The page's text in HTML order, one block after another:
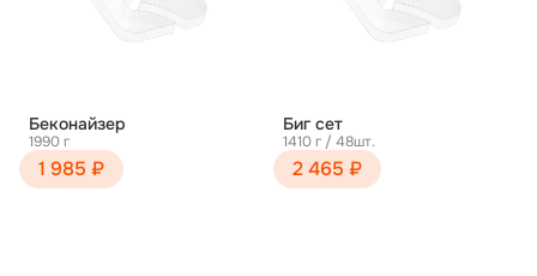
Беконайзер
1990 г
1 985 ₽
Биг сет
1410 г / 48шт.
2 465 ₽